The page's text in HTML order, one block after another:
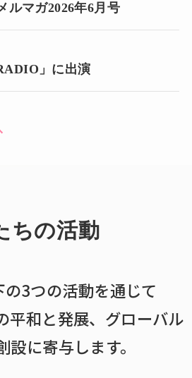
マガ2026年6月号
」に出演
ちの活動
3つの活動を通じて
平和と発展、グローバル
設に寄与します。